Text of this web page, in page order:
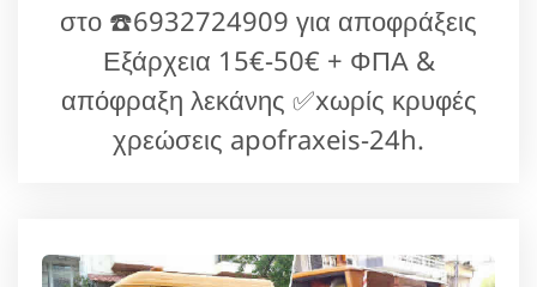
στο ☎️6932724909 για αποφράξεις
Εξάρχεια 15€-50€ + ΦΠΑ &
απόφραξη λεκάνης ✅xωρίς κρυφές
χρεώσεις apofraxeis-24h.